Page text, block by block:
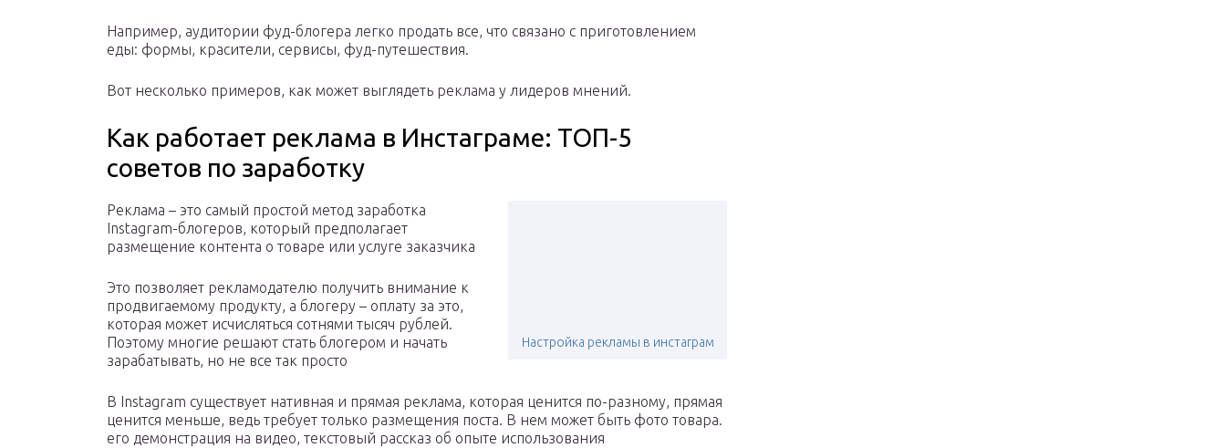
Например, аудитории фуд-блогера легко продать все, что связано с приготовлением
еды: формы, красители, сервисы, фуд-путешествия.
Вот несколько примеров, как может выглядеть реклама у лидеров мнений.
Как работает реклама в Инстаграме: ТОП-5
советов по заработку
Настройка рекламы в инстаграм
Реклама – это самый простой метод заработка
Instagram-блогеров, который предполагает
размещение контента о товаре или услуге заказчика
Это позволяет рекламодателю получить внимание к
продвигаемому продукту, а блогеру – оплату за это,
которая может исчисляться сотнями тысяч рублей.
Поэтому многие решают стать блогером и начать
зарабатывать, но не все так просто
В Instagram существует нативная и прямая реклама, которая ценится по-разному, прямая
ценится меньше, ведь требует только размещения поста. В нем может быть фото товара.
его демонстрация на видео, текстовый рассказ об опыте использования